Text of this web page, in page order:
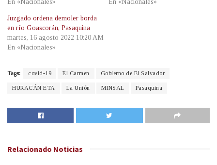
En «Nacionales» En «Nacionales»
Juzgado ordena demoler borda
en río Goascorán, Pasaquina
martes, 16 agosto 2022 10:20 AM
En «Nacionales»
Tags: covid-19 El Carmen Gobierno de El Salvador
HURACÁN ETA La Unión MINSAL Pasaquina
Relacionado Noticias